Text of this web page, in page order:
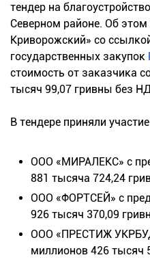
тендер на
Северном районе. Об
Криворожский» со
государственных закупок
стоимость от заказчика
тысяч 99,07 гривны без
В тендере приняли
ООО «МИРАЛЕКС» с
881 тысяча 724,24
ООО «ФОРТСЕЙ» с
926 тысяч 370,09
ООО «ПРЕСТИЖ
миллионов 426 тысяч